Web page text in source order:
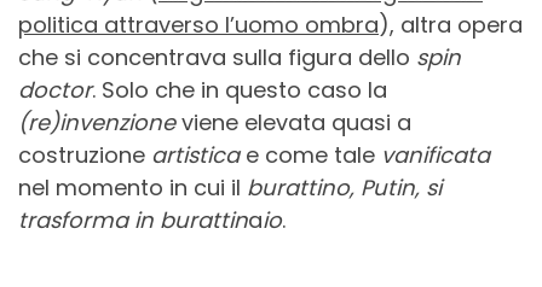
politica attraverso l’uomo ombra), altra opera
che si concentrava sulla figura dello spin
doctor. Solo che in questo caso la
(re)invenzioneviene elevata quasi a
costruzione artisticae come tale vanificata
nel momento in cui il burattino, Putin, si
trasforma in burattinaio.